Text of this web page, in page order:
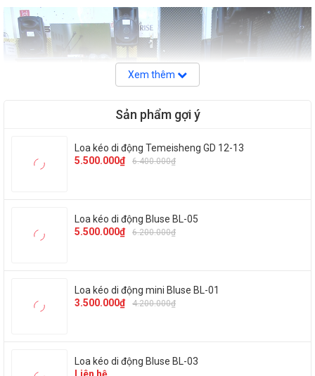
Phụ kiện: 2 micro, 1 dây sạc, 1 remote
Ngõ cắm nhạc cụ: Có (6.5mm)
Xem thêm
Sản phẩm gợi ý
Loa kéo di động Temeisheng GD 12-13
5.500.000₫
6.400.000₫
Loa kéo di động Bluse BL-05
5.500.000₫
6.200.000₫
Loa kéo di động mini Bluse BL-01
3.500.000₫
4.200.000₫
Loa kéo di động Bluse BL-03